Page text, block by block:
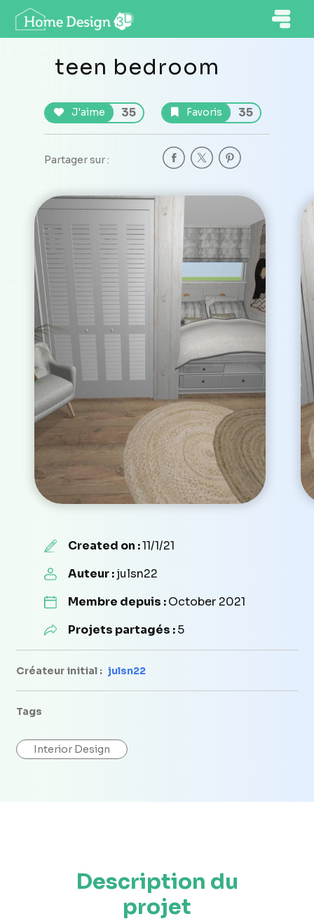
teen bedroom
J'aime 35 Favoris 35
Partager sur :
Created on :11/1/21
Auteur :julsn22
Membre depuis :October 2021
Projets partagés :5
Créateur initial : julsn22
Tags
Interior Design
Description du
projet